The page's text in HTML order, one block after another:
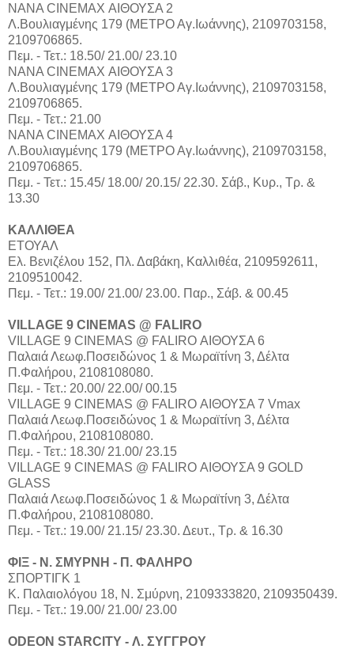
ΝΑΝΑ CINEMAX ΑΙΘΟΥΣΑ 2
Λ.Βουλιαγμένης 179 (ΜΕΤΡΟ Αγ.Ιωάννης), 2109703158,
2109706865.
Πεμ. - Τετ.: 18.50/ 21.00/ 23.10
ΝΑΝΑ CINEMAX ΑΙΘΟΥΣΑ 3
Λ.Βουλιαγμένης 179 (ΜΕΤΡΟ Αγ.Ιωάννης), 2109703158,
2109706865.
Πεμ. - Τετ.: 21.00
ΝΑΝΑ CINEMAX ΑΙΘΟΥΣΑ 4
Λ.Βουλιαγμένης 179 (ΜΕΤΡΟ Αγ.Ιωάννης), 2109703158,
2109706865.
Πεμ. - Τετ.: 15.45/ 18.00/ 20.15/ 22.30. Σάβ., Κυρ., Τρ. &
13.30
ΚΑΛΛΙΘΕΑ
ΕΤΟΥΑΛ
Ελ. Βενιζέλου 152, Πλ. Δαβάκη, Καλλιθέα, 2109592611,
2109510042.
Πεμ. - Τετ.: 19.00/ 21.00/ 23.00. Παρ., Σάβ. & 00.45
VILLAGE 9 CINEMAS @ FALIRO
VILLAGE 9 CINEMAS @ FALIRO ΑΙΘΟΥΣΑ 6
Παλαιά Λεωφ.Ποσειδώνος 1 & Μωραϊτίνη 3, Δέλτα
Π.Φαλήρου, 2108108080.
Πεμ. - Τετ.: 20.00/ 22.00/ 00.15
VILLAGE 9 CINEMAS @ FALIRO ΑΙΘΟΥΣΑ 7 Vmax
Παλαιά Λεωφ.Ποσειδώνος 1 & Μωραϊτίνη 3, Δέλτα
Π.Φαλήρου, 2108108080.
Πεμ. - Τετ.: 18.30/ 21.00/ 23.15
VILLAGE 9 CINEMAS @ FALIRO ΑΙΘΟΥΣΑ 9 GOLD
GLASS
Παλαιά Λεωφ.Ποσειδώνος 1 & Μωραϊτίνη 3, Δέλτα
Π.Φαλήρου, 2108108080.
Πεμ. - Τετ.: 19.00/ 21.15/ 23.30. Δευτ., Τρ. & 16.30
ΦΙΞ - Ν. ΣΜΥΡΝΗ - Π. ΦΑΛΗΡΟ
ΣΠΟΡΤΙΓΚ 1
Κ. Παλαιολόγου 18, Ν. Σμύρνη, 2109333820, 2109350439.
Πεμ. - Τετ.: 19.00/ 21.00/ 23.00
ODEON STARCITY - Λ. ΣΥΓΓΡΟΥ